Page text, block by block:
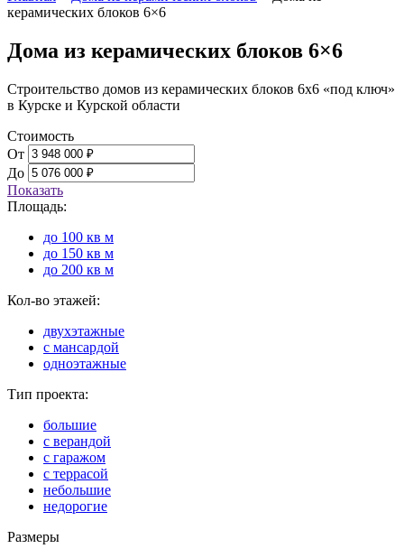
керамических блоков 6×6
Дома из керамических блоков 6×6
Строительство домов из керамических блоков 6х6 «под ключ»
в Курске и Курской области
Стоимость
От
До
Показать
Площадь:
до 100 кв м
до 150 кв м
до 200 кв м
Кол-во этажей:
двухэтажные
с мансардой
одноэтажные
Тип проекта:
большие
с верандой
с гаражом
с террасой
небольшие
недорогие
Размеры